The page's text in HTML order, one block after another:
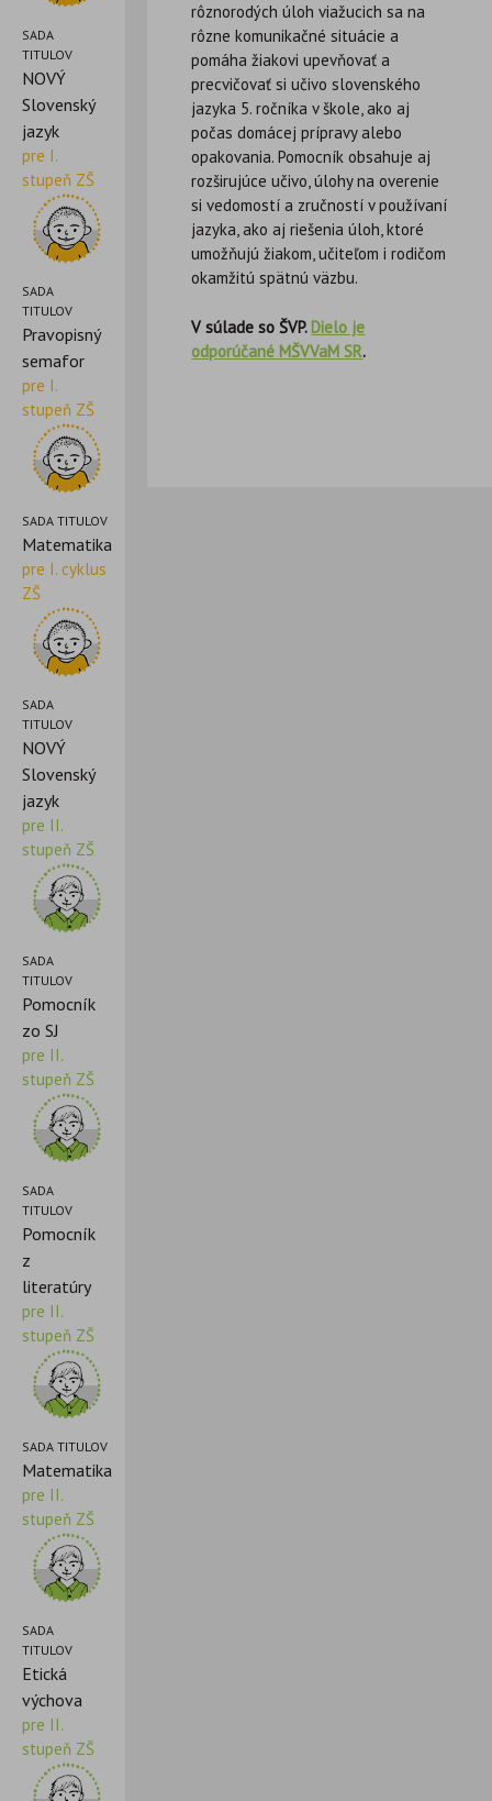
SADA
TITULOV
NOVÝ
Slovenský
jazyk
pre I.
stupeň ZŠ
SADA
TITULOV
Pravopisný
semafor
pre I.
stupeň ZŠ
SADA TITULOV
Matematika
pre I. cyklus
ZŠ
SADA
TITULOV
NOVÝ
Slovenský
jazyk
pre II.
stupeň ZŠ
SADA
TITULOV
Pomocník
zo SJ
pre II.
stupeň ZŠ
SADA
TITULOV
Pomocník
z
literatúry
pre II.
stupeň ZŠ
SADA TITULOV
Matematika
pre II.
stupeň ZŠ
SADA
TITULOV
Etická
výchova
pre II.
stupeň ZŠ
rôznorodých úloh viažucich sa na
rôzne komunikačné situácie a
pomáha žiakovi upevňovať a
precvičovať si učivo slovenského
jazyka 5. ročníka v škole, ako aj
počas domácej prípravy alebo
opakovania. Pomocník obsahuje aj
rozširujúce učivo, úlohy na overenie
si vedomostí a zručností v používaní
jazyka, ako aj riešenia úloh, ktoré
umožňujú žiakom, učiteľom i rodičom
okamžitú spätnú väzbu.
V súlade so ŠVP.Dielo je
odporúčané MŠVVaM SR.